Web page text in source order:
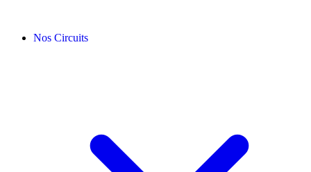
Nos Circuits